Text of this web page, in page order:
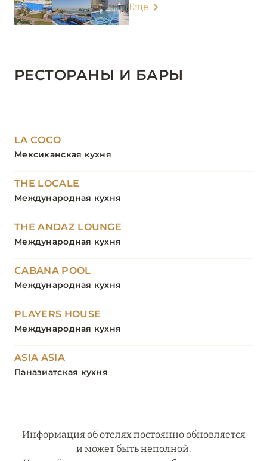
Еще
РЕСТОРАНЫ И БАРЫ
LA COCO
Мексиканская кухня
THE LOCALE
Международная кухня
THE ANDAZ LOUNGE
Международная кухня
CABANA POOL
Международная кухня
PLAYERS HOUSE
Международная кухня
ASIA ASIA
Паназиатская кухня
Информация об отелях постоянно обновляется
и может быть неполной.